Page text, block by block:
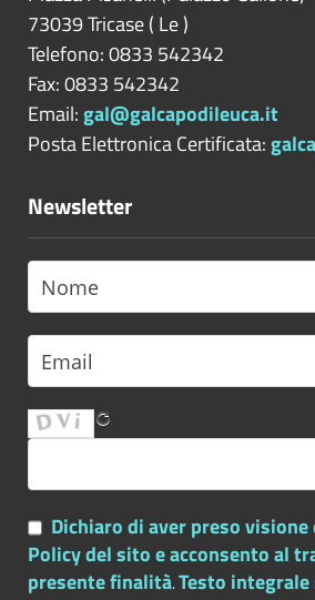
73039Tricase( Le)
Telefono: 0833 542342
Fax: 0833 542342
Email:gal@galcapodileuca.it
Posta Elettronica Certificata:
Newsletter
Dichiaro di aver preso
Policy del sito e acconsento al
presente finalità.Testo